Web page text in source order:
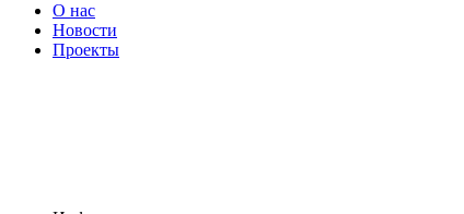
О нас
Новости
Проекты